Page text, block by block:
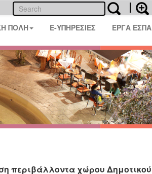
ΠΟΛΗ E-ΥΠΗΡΕΣΙΕΣ ΕΡΓΑ ΕΣΠΑ
περιβάλλοντα χώρου Δημοτικού